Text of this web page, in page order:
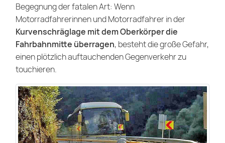
Begegnung der fatalen Art: Wenn
Motorradfahrerinnen und Motorradfahrer in der
Kurvenschräglage mit dem Oberkörper die
Fahrbahnmitte überragen, besteht die große Gefahr,
einen plötzlich auftauchenden Gegenverkehr zu
touchieren.